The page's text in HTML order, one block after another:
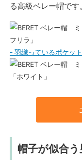
る高級ベレー帽です。
フリラ」
- 羽織っているポケッ
「ホワイト」
帽子が似合